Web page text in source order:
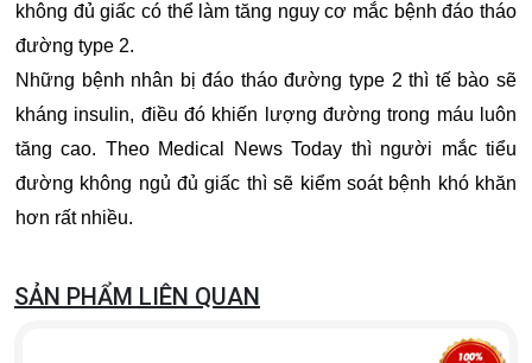
không đủ giấc có thể làm tăng nguy cơ mắc bệnh đáo tháo
đường type 2.
Những bệnh nhân bị đáo tháo đường type 2 thì tế bào sẽ
kháng insulin, điều đó khiến lượng đường trong máu luôn
tăng cao. Theo Medical News Today thì người mắc tiểu
đường không ngủ đủ giấc thì sẽ kiểm soát bệnh khó khăn
hơn rất nhiều.
SẢN PHẨM LIÊN QUAN